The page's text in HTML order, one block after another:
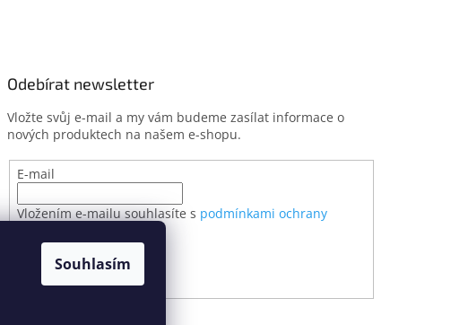
Souhlasím
Odebírat newsletter
Vložte svůj e-mail a my vám budeme zasílat informace o
nových produktech na našem e-shopu.
E-mail
Vložením e-mailu souhlasíte s podmínkami ochrany
PŘIHLÁSIT SE